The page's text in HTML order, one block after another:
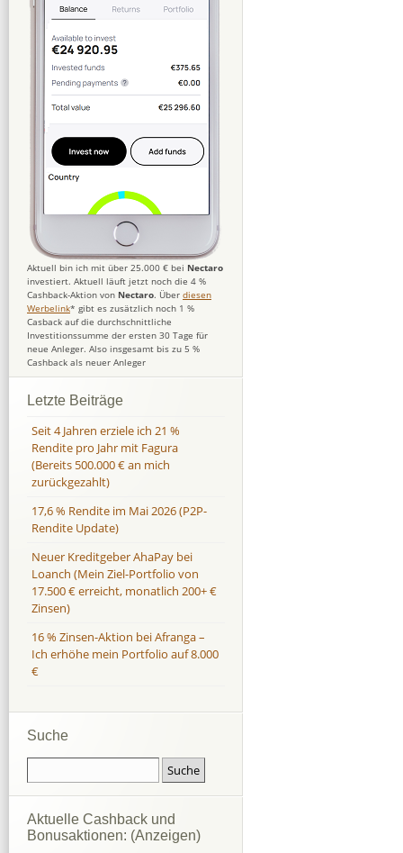
Aktuell bin ich mit über 25.000 € bei Nectaro
investiert. Aktuell läuft jetzt noch die 4 %
Cashback-Aktion von Nectaro. Über diesen
Werbelink* gibt es zusätzlich noch 1 %
Casback auf die durchschnittliche
Investitionssumme der ersten 30 Tage für
neue Anleger. Also insgesamt bis zu 5 %
Cashback als neuer Anleger
Letzte Beiträge
Seit 4 Jahren erziele ich 21 %
Rendite pro Jahr mit Fagura
(Bereits 500.000 € an mich
zurückgezahlt)
17,6 % Rendite im Mai 2026 (P2P-
Rendite Update)
Neuer Kreditgeber AhaPay bei
Loanch (Mein Ziel-Portfolio von
17.500 € erreicht, monatlich 200+ €
Zinsen)
16 % Zinsen-Aktion bei Afranga –
Ich erhöhe mein Portfolio auf 8.000
€
Suche
Aktuelle Cashback und
Bonusaktionen: (Anzeigen)